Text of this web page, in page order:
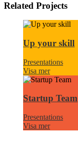
Related Projects
Up your skill
Presentations
Visa mer
Startup Team
Presentations
Visa mer